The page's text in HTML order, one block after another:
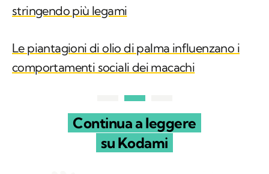
stringendo più legami
Le piantagioni di olio di palma influenzano i
comportamenti sociali dei macachi
Continua a leggere
su Kodami